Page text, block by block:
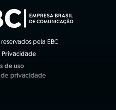
pela EBC
de uso
nova aba)
privacidade